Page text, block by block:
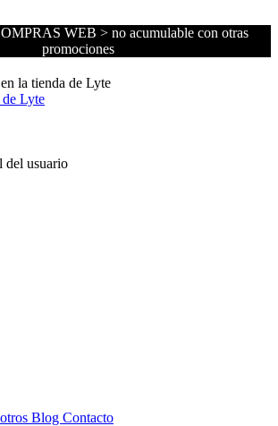
WEB > no acumulable con otras
promociones
Blog Contacto